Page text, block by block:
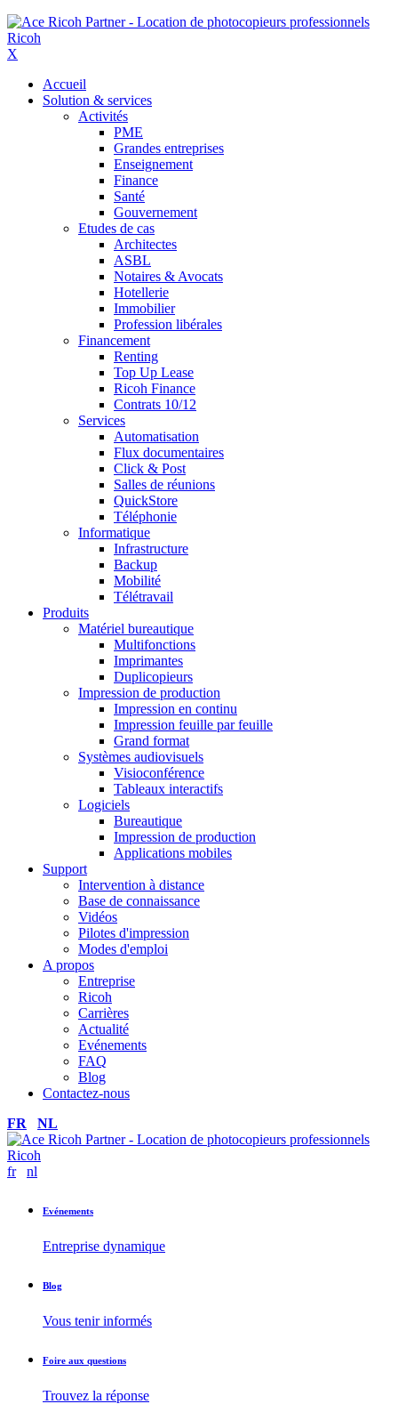
X
Accueil
Solution & services
Activités
PME
Grandes entreprises
Enseignement
Finance
Santé
Gouvernement
Etudes de cas
Architectes
ASBL
Notaires & Avocats
Hotellerie
Immobilier
Profession libérales
Financement
Renting
Top Up Lease
Ricoh Finance
Contrats 10/12
Services
Automatisation
Flux documentaires
Click & Post
Salles de réunions
QuickStore
Téléphonie
Informatique
Infrastructure
Backup
Mobilité
Télétravail
Produits
Matériel bureautique
Multifonctions
Imprimantes
Duplicopieurs
Impression de production
Impression en continu
Impression feuille par feuille
Grand format
Systèmes audiovisuels
Visioconférence
Tableaux interactifs
Logiciels
Bureautique
Impression de production
Applications mobiles
Support
Intervention à distance
Base de connaissance
Vidéos
Pilotes d'impression
Modes d'emploi
A propos
Entreprise
Ricoh
Carrières
Actualité
Evénements
FAQ
Blog
Contactez-nous
FR
NL
fr nl
Evénements
Entreprise dynamique
Blog
Vous tenir informés
Foire aux questions
Trouvez la réponse